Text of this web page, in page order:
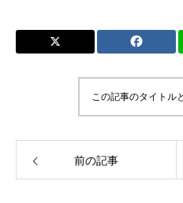
この記事のタイトル
前の記事